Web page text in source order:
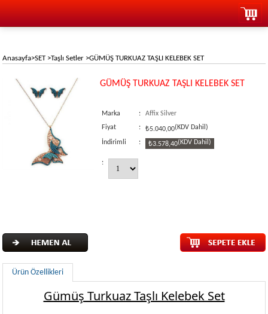
Anasayfa>SET>Taşlı Setler >GÜMÜŞ TURKUAZ TAŞLI KELEBEK SET
GÜMÜŞ TURKUAZ TAŞLI KELEBEK SET
Marka :
Affix Silver
Fiyat
: ₺5.040,00(KDV Dahil)
İndirimli : ₺3.578,40(KDV Dahil)
:
Ürün Özellikleri
Gümüş Turkuaz Taşlı Kelebek Set